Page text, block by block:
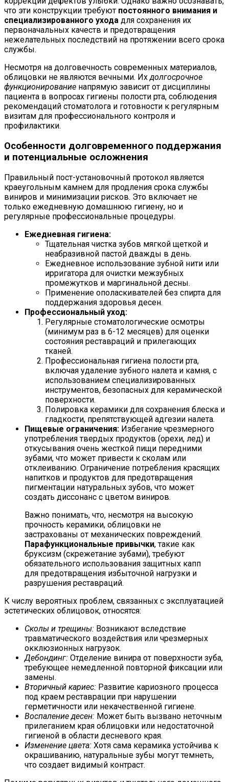
что эти конструкции требуют постоянного внимания и
специализированного ухода для сохранения их
первоначальных качеств и предотвращения
нежелательных последствий на протяжении всего срока
службы.
Несмотря на долговечность современных материалов,
облицовки не являются вечными. Ихдолгосрочное
функционирование напрямую зависит от дисциплины
пациента в вопросах гигиены полости рта, соблюдения
рекомендаций стоматолога и готовности к регулярным
визитам для профессионального контроля и
профилактики.
Особенности долговременного поддержания
и потенциальные осложнения
Правильный пост-установочный протокол является
краеугольным камнем для продления срока службы
виниров и минимизации рисков. Это включает не
только ежедневную домашнюю гигиену, но и
регулярные профессиональные процедуры.
Ежедневная гигиена:
Тщательная чистка зубов мягкой щеткой и
неабразивной пастой дважды в день.
Ежедневное использование зубной нити или
ирригатора для очистки межзубных
промежутков и маргинальной десны.
Применение ополаскивателей без спирта для
поддержания здоровья десен.
Профессиональный уход:
Регулярные стоматологические осмотры
(минимум раз в 6-12 месяцев) для оценки
состояния реставраций и прилегающих
тканей.
Профессиональная гигиена полости рта,
включая удаление зубного налета и камня, с
использованием специализированных
инструментов, безопасных для керамической
поверхности.
Полировка керамики для сохранения блеска и
гладкости, препятствующей адгезии налета.
Пищевые ограничения: Избегание чрезмерного
употребления твердых продуктов (орехи, лед) и
откусывания очень жесткой пищи передними
зубами, что может привести к сколам или
отклеиванию. Ограничение потребления красящих
напитков и продуктов для предотвращения
пигментации натуральных зубов, что может
создать диссонанс с цветом виниров.
Важно понимать, что, несмотря на высокую
прочность керамики, облицовки не
застрахованы от механических повреждений.
Парафункциональные привычки, такие как
бруксизм (скрежетание зубами), требуют
обязательного использования защитных капп
для предотвращения избыточной нагрузки и
разрушения реставраций.
К числу вероятных проблем, связанных с эксплуатацией
эстетических облицовок, относятся:
Сколы и трещины: Возникают вследствие
травматического воздействия или чрезмерных
окклюзионных нагрузок.
Дебондинг: Отделение винира от поверхности зуба,
требующее немедленной повторной фиксации или
замены.
Вторичный кариес: Развитие кариозного процесса
под краем реставрации при нарушении
герметичности или некачественной гигиене.
Воспаление десен: Может быть вызвано неточным
прилеганием края облицовки или недостаточной
гигиеной в области десневого края.
Изменение цвета: Хотя сама керамика устойчива к
окрашиванию, натуральные зубы могут темнеть,
что создает видимый контраст.